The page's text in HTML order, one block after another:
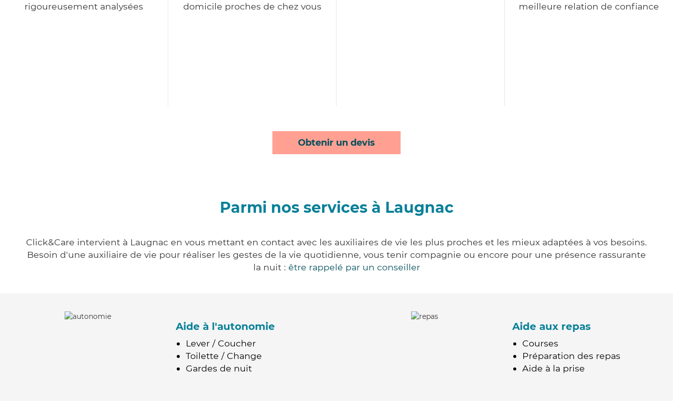
rigoureusement analysées
domicile proches de chez vous
meilleure relation de confiance
Obtenir un devis
Parmi nos services à Laugnac
Click&Care intervient à Laugnac en vous mettant en contact avec les auxiliaires de vie les plus proches et les mieux adaptées à vos besoins.
Besoin d'une auxiliaire de vie pour réaliser les gestes de la vie quotidienne, vous tenir compagnie ou encore pour une présence rassurante
la nuit : être rappelé par un conseiller
Aide à l'autonomie
Lever / Coucher
Toilette / Change
Gardes de nuit
Aide aux repas
Courses
Préparation des repas
Aide à la prise